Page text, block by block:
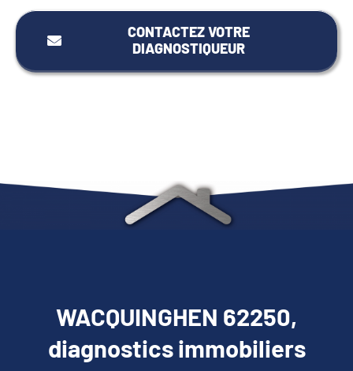
CONTACTEZ VOTRE
DIAGNOSTIQUEUR
WACQUINGHEN 62250,
diagnostics immobiliers